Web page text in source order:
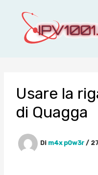
contenuto
Usare la
di Quagga
Di m4x p0w3r /